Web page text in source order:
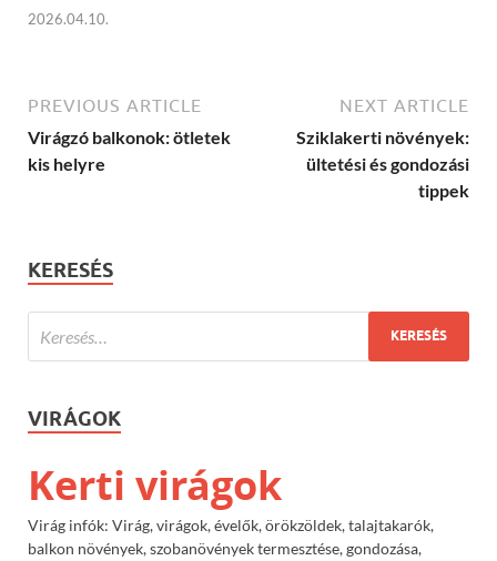
2026.04.10.
PREVIOUS ARTICLE
Virágzó balkonok: ötletek
kis helyre
NEXT ARTICLE
Sziklakerti növények:
ültetési és gondozási
tippek
KERESÉS
VIRÁGOK
Kerti virágok
Virág infók: Virág, virágok, évelők, örökzöldek, talajtakarók,
balkon növények, szobanövények termesztése, gondozása,